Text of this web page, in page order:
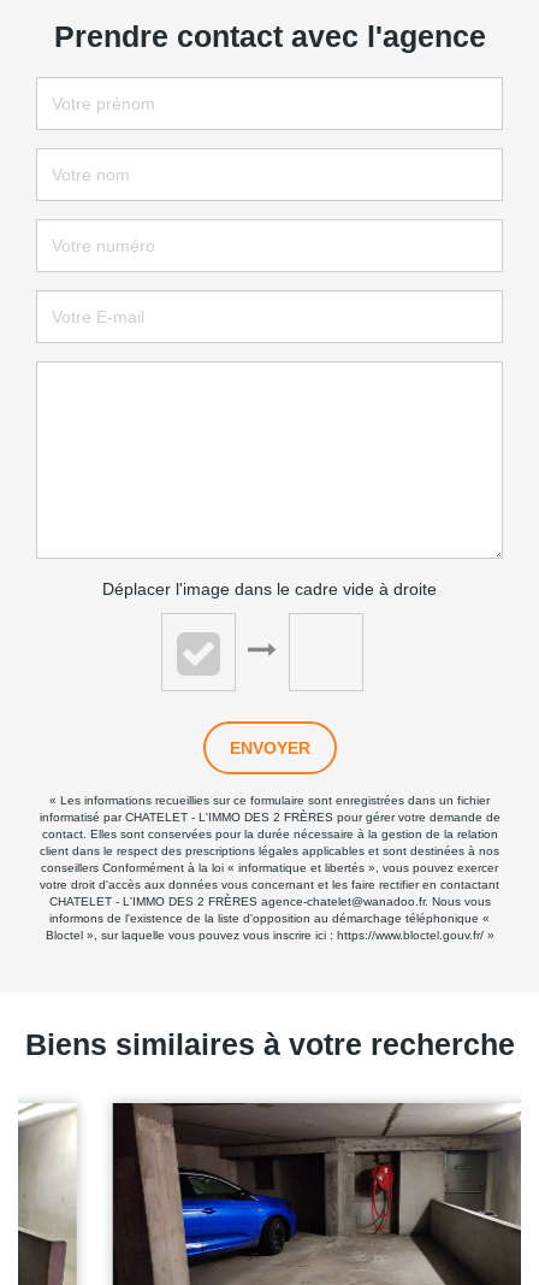
Prendre contact avec l'agence
Déplacer l'image dans le cadre vide à droite
ENVOYER
« Les informations recueillies sur ce formulaire sont enregistrées dans un fichier
informatisé par CHATELET - L'IMMO DES 2 FRÈRES pour gérer votre demande de
contact. Elles sont conservées pour la durée nécessaire à la gestion de la relation
client dans le respect des prescriptions légales applicables et sont destinées à nos
conseillers Conformément à la loi « informatique et libertés », vous pouvez exercer
votre droit d'accès aux données vous concernant et les faire rectifier en contactant
CHATELET - L'IMMO DES 2 FRÈRES agence-chatelet@wanadoo.fr. Nous vous
informons de l'existence de la liste d'opposition au démarchage téléphonique «
Bloctel », sur laquelle vous pouvez vous inscrire ici : https://www.bloctel.gouv.fr/»
Biens similaires à votre recherche